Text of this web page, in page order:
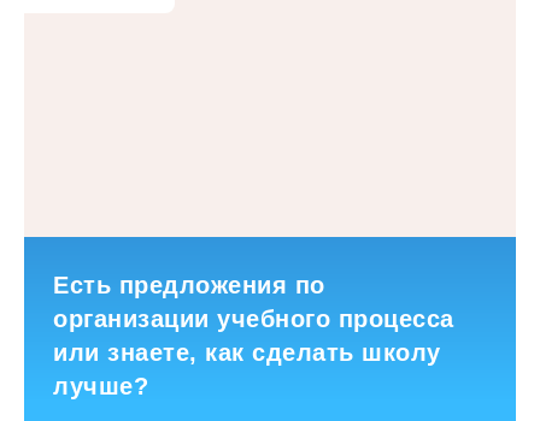
Есть предложения по
организации учебного процесса
или знаете, как сделать школу
лучше?